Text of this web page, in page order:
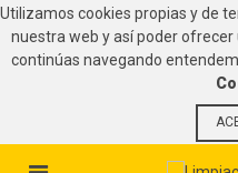
Utilizamos cookies propias y de
nuestra web y así poder ofrecer
continúas navegando